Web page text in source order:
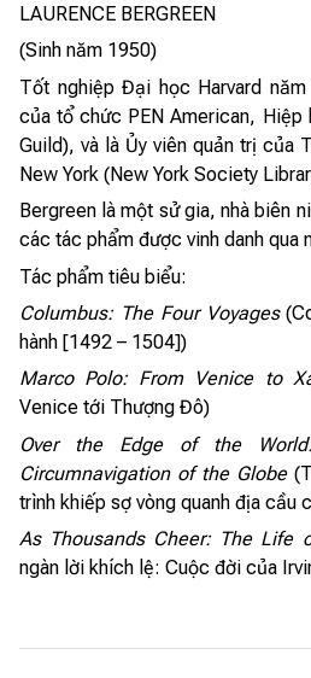
LAURENCE BERGREEN
(Sinh năm 1950)
Tốt nghiệp Đại học Harvard
của tổ chức PEN American, Hiệp
Guild), và là Ủy viên quản trị của
New York (New York Society
Bergreen là một sử gia, nhà biên
các tác phẩm được vinh danh qua
Tác phẩm tiêu biểu:
Columbus: The Four Voyages
hành [1492 – 1504])
Marco Polo: From Venice to
Venice tới Thượng Đô)
Over the Edge of the
Circumnavigation of the Globe
trình khiếp sợ vòng quanh địa cầu
As Thousands Cheer: The Life
ngàn lời khích lệ: Cuộc đời của